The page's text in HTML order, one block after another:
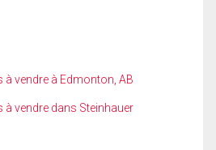
vendre à Edmonton, AB
vendre dans Steinhauer